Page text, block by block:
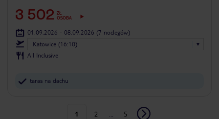
3 502 ZŁ
OSOBA
01.09.2026 - 08.09.2026 (7 noclegów)
Katowice (16:10)
All Inclusive
taras na dachu
1 2 5